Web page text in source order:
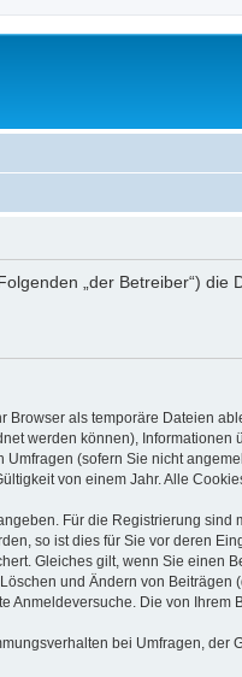
„der Betreiber“)
als temporäre Dateien
werden können),
(sofern Sie nicht
von einem Jahr. Alle
Für die Registrierung sind
so ist dies für Sie vor deren
Gleiches gilt, wenn Sie einen
und Ändern von Beiträgen
Anmeldeversuche. Die von Ihrem
bei Umfragen, der